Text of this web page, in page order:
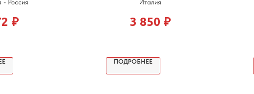
- Россия
₽
Италия
3 850 ₽
ПОДРОБНЕЕ